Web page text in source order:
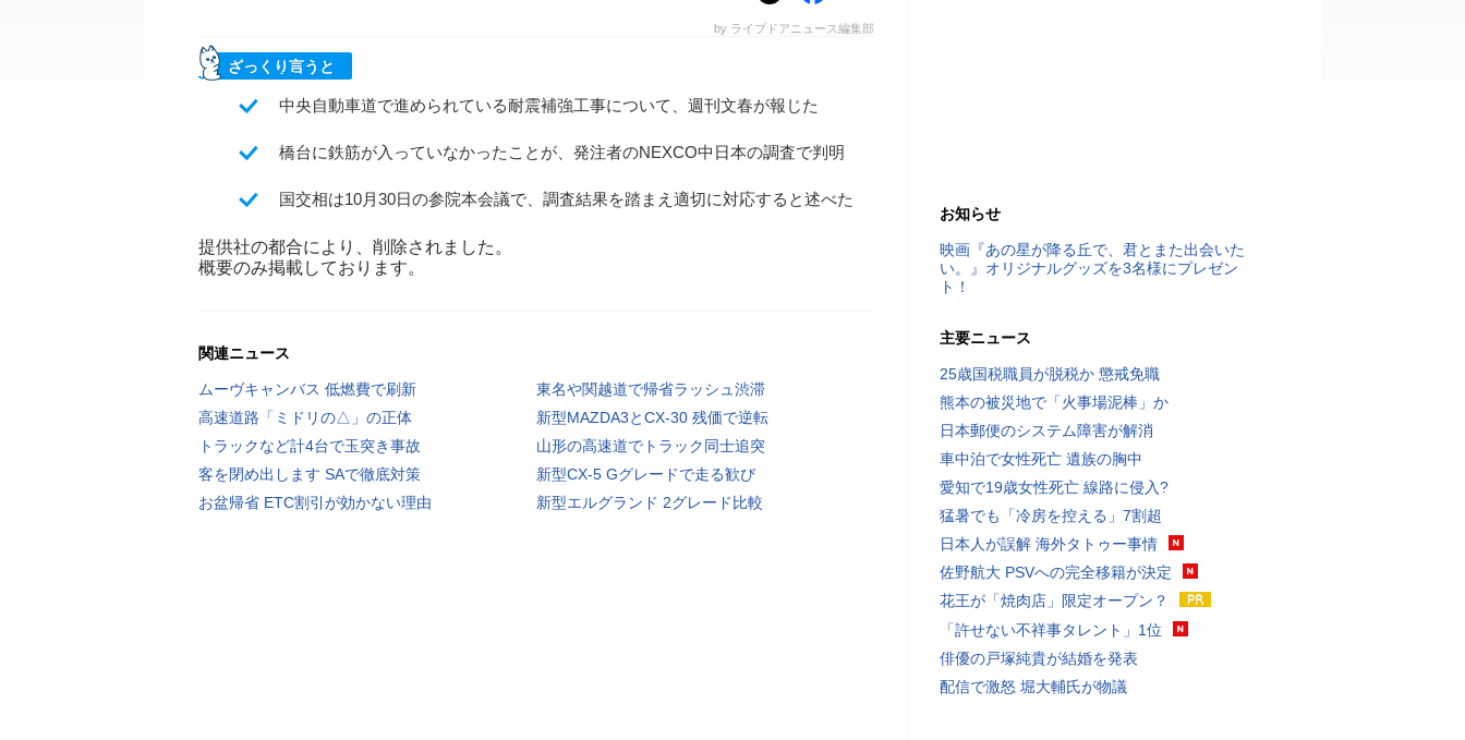
by ライブドアニュース編集部
ざっくり言うと
中央自動車道で進められている耐震補強工事について、週刊文春が報じた
橋台に鉄筋が入っていなかったことが、発注者のNEXCO中日本の調査で判明
国交相は10月30日の参院本会議で、調査結果を踏まえ適切に対応すると述べた
提供社の都合により、削除されました。
概要のみ掲載しております。
関連ニュース
ムーヴキャンバス 低燃費で刷新
東名や関越道で帰省ラッシュ渋滞
高速道路「ミドリの△」の正体
新型MAZDA3とCX-30 残価で逆転
トラックなど計4台で玉突き事故
山形の高速道でトラック同士追突
客を閉め出します SAで徹底対策
新型CX-5 Gグレードで走る歓び
お盆帰省 ETC割引が効かない理由
新型エルグランド 2グレード比較
お知らせ
映画『あの星が降る丘で、君とまた出会いた
い。』オリジナルグッズを3名様にプレゼン
ト！
主要ニュース
25歳国税職員が脱税か 懲戒免職
熊本の被災地で「火事場泥棒」か
日本郵便のシステム障害が解消
車中泊で女性死亡 遺族の胸中
愛知で19歳女性死亡 線路に侵入?
猛暑でも「冷房を控える」7割超
日本人が誤解 海外タトゥー事情
佐野航大 PSVへの完全移籍が決定
花王が「焼肉店」限定オープン？
「許せない不祥事タレント」1位
俳優の戸塚純貴が結婚を発表
配信で激怒 堀大輔氏が物議